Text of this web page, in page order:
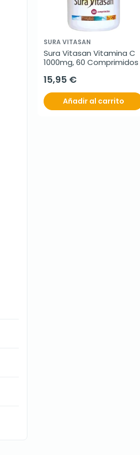
SURA VITASAN
Sura Vitasan Vitamina C
1000mg, 60 Comprimidos
15,95 €
Añadir al carrito